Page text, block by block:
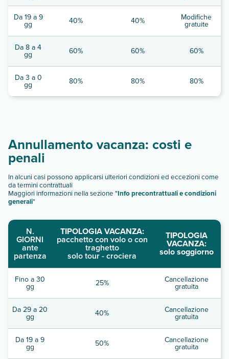
Da 19 a 9
gg 40% 40% Modifiche
gratuite
Da 8 a 4
gg 60% 60% 60%
Da 3 a 0
gg 80% 80% 80%
Annullamento vacanza: costi e
penali
In alcuni casi possono applicarsi ulteriori condizioni ed eccezioni come
da termini contrattuali
Maggiori informazioni nella sezione "Info precontrattuali e condizioni
generali"
N.
GIORNI
ante
partenza
TIPOLOGIA VACANZA:
pacchetto con volo o con
traghetto
solo tour - crociera
TIPOLOGIA
VACANZA:
solo soggiorno
Fino a 30
gg 25% Cancellazione
gratuita
Da 29 a 20
gg 40% Cancellazione
gratuita
Da 19 a 9
gg 50% Cancellazione
gratuita